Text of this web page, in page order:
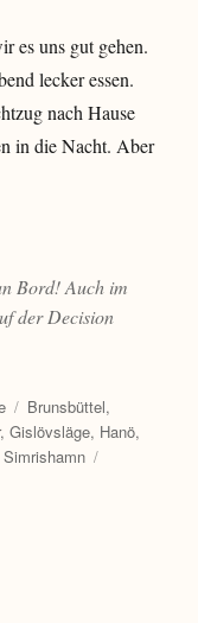
es uns gut gehen.
lecker essen.
nach Hause
in die Nacht. Aber
Bord! Auch im
der Decision
Schlagwörter
Brunsbüttel,
,Gislövsläge, Hanö,
Simrishamn